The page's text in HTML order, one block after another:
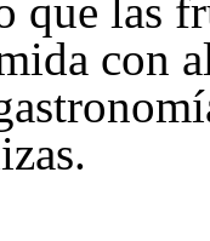
que las
con